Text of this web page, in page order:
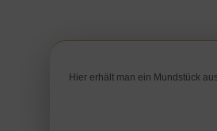
Hier erhält man ein Mundstück